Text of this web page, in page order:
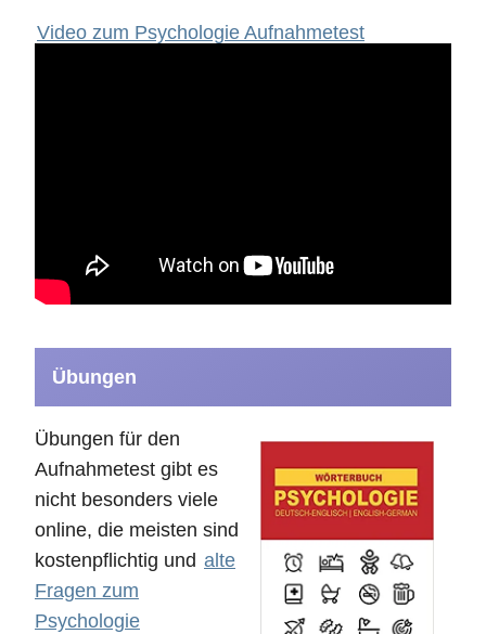
Video zum Psychologie Aufnahmetest
Übungen
Übungen für den
Aufnahmetest gibt es
nicht besonders viele
online, die meisten sind
kostenpflichtig und alte
Fragen zum
Psychologie